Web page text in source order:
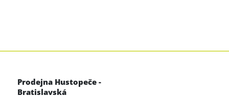
Prodejna Hustopeče -
Bratislavská